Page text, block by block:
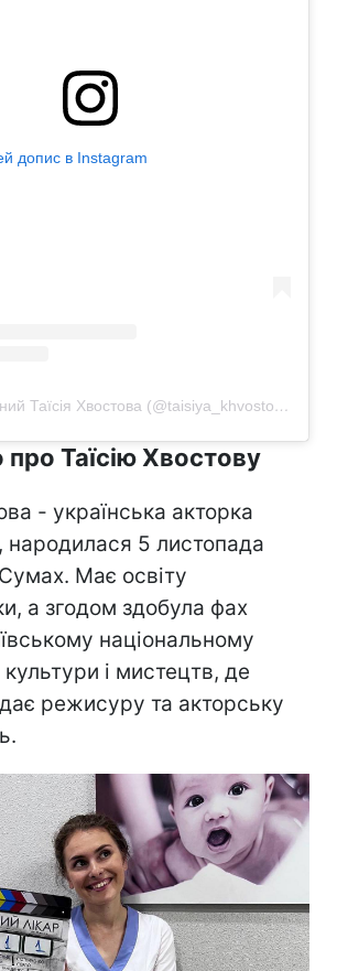
допис в Instagram
Допис, поширений Таїсія Хвостова (@taisiya_khvostova)
Таїсію Хвостову
- українська акторка
народилася 5 листопада
Має освіту
а згодом здобула фах
національному
культури і мистецтв, де
режисуру та акторську